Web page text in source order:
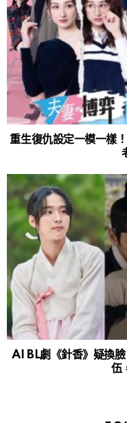
重生復仇設定一模一樣
AI BL劇《針香》疑換
伍